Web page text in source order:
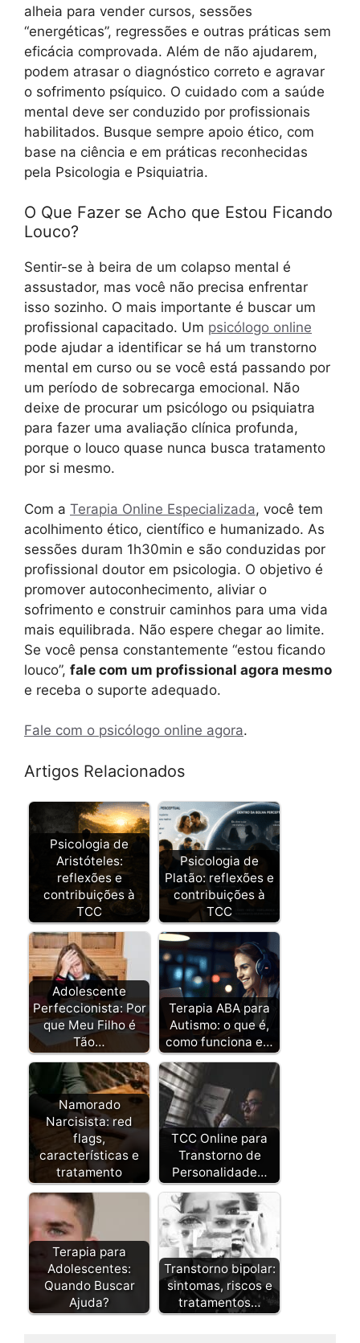
alheia para vender cursos, sessões
“energéticas”, regressões e outras práticas sem
eficácia comprovada. Além de não ajudarem,
podem atrasar o diagnóstico correto e agravar
o sofrimento psíquico. O cuidado com a saúde
mental deve ser conduzido por profissionais
habilitados. Busque sempre apoio ético, com
base na ciência e em práticas reconhecidas
pela Psicologia e Psiquiatria.
O Que Fazer se Acho que Estou Ficando
Louco?
Sentir-se à beira de um colapso mental é
assustador, mas você não precisa enfrentar
isso sozinho. O mais importante é buscar um
profissional capacitado. Um psicólogo online
pode ajudar a identificar se há um transtorno
mental em curso ou se você está passando por
um período de sobrecarga emocional. Não
deixe de procurar um psicólogo ou psiquiatra
para fazer uma avaliação clínica profunda,
porque o louco quase nunca busca tratamento
por si mesmo.
Com a Terapia Online Especializada, você tem
acolhimento ético, científico e humanizado. As
sessões duram 1h30min e são conduzidas por
profissional doutor em psicologia. O objetivo é
promover autoconhecimento, aliviar o
sofrimento e construir caminhos para uma vida
mais equilibrada. Não espere chegar ao limite.
Se você pensa constantemente “estou ficando
louco”, fale com um profissional agora mesmo
e receba o suporte adequado.
Fale com o psicólogo online agora.
Artigos Relacionados
Psicologia de
Aristóteles:
reflexões e
contribuições à
TCC
Psicologia de
Platão: reflexões e
contribuições à
TCC
Adolescente
Perfeccionista: Por
que Meu Filho é
Tão…
Terapia ABA para
Autismo: o que é,
como funciona e…
Namorado
Narcisista: red
flags,
características e
tratamento
TCC Online para
Transtorno de
Personalidade…
Terapia para
Adolescentes:
Quando Buscar
Ajuda?
Transtorno bipolar:
sintomas, riscos e
tratamentos…